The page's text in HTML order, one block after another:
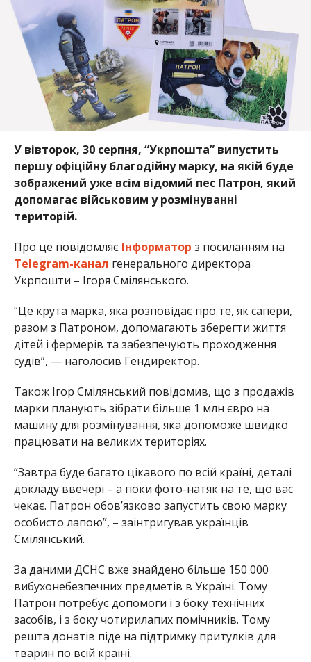
У вівторок, 30 серпня, “Укрпошта” випустить
першу офіційну благодійну марку, на якій буде
зображений уже всім відомий пес Патрон, який
допомагає військовим у розмінуванні
територій.
Про це повідомляє Інформатор з посиланням на
Telegram-канал генерального директора
Укрпошти – Ігоря Смілянського.
“Це крута марка, яка розповідає про те, як cапери,
разом з Патроном, допомагають зберегти життя
дітей і фермерів та забезпечують проходження
судів”, — наголосив Гендиректор.
Також Ігор Смілянський повідомив, що з продажів
марки планують зібрати більше 1 млн євро на
машину для розмінування, яка допоможе швидко
працювати на великих територіях.
“Завтра буде багато цікавого по всій країні, деталі
докладу ввечері – а поки фото-натяк на те, що вас
чекає. Патрон обов’язково запустить свою марку
особисто лапою”, – заінтригував українців
Смілянський.
За даними ДСНС вже знайдено більше 150 000
вибухонебезпечних предметів в Україні. Тому
Патрон потребує допомоги і з боку технічних
засобів, і з боку чотирилапих помічників. Тому
решта донатів піде на підтримку притулків для
тварин по всій країні.